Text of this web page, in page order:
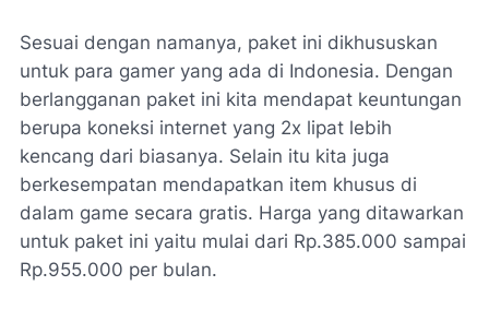
Sesuai dengan namanya, paket ini dikhususkan
untuk para gamer yang ada di Indonesia. Dengan
berlangganan paket ini kita mendapat keuntungan
berupa koneksi internet yang 2x lipat lebih
kencang dari biasanya. Selain itu kita juga
berkesempatan mendapatkan item khusus di
dalam game secara gratis. Harga yang ditawarkan
untuk paket ini yaitu mulai dari Rp.385.000 sampai
Rp.955.000 per bulan.